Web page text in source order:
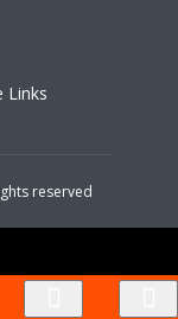
reserved